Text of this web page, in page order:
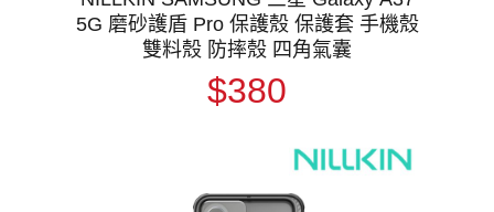
5G 磨砂護盾 Pro 保護殼 保護套 手機殼
雙料殼 防摔殼 四角氣囊
$380